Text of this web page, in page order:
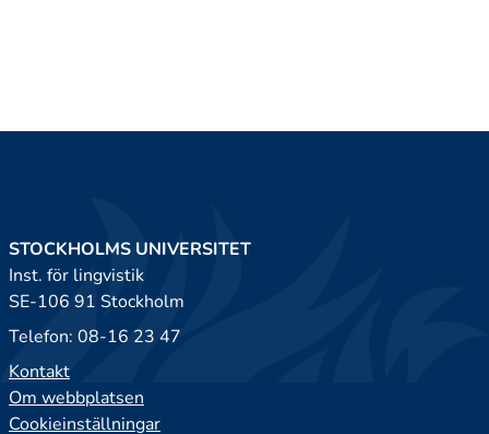
STOCKHOLMS UNIVERSITET
Inst. för lingvistik
SE-106 91 Stockholm
Telefon: 08-16 23 47
Kontakt
Om webbplatsen
Cookieinställningar